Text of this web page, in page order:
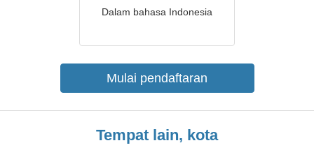
Dalam bahasa Indonesia
Mulai pendaftaran
Tempat lain, kota